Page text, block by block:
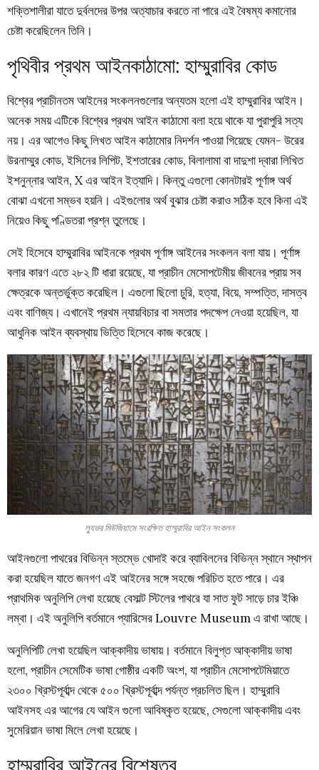
শক্তিশালীরা যাতে দুর্বলদের উপর অত্যাচার করতে না পারে এই বৈষম্য কমানোর
চেষ্টা করেছিলেন তিনি।
পৃথিবীর প্রথম আইনকাঠামো: হাম্মুরাবির কোড
বিশ্বের প্রাচীনতম আইনের সংকলনগুলোর অন্যতম হলো এই হাম্মুরাবির আইন।
অনেক সময় এটিকে বিশ্বের প্রথম আইন কাঠামো বলা হয়ে থাকে যা পুরাপুরি সত্য
নয়। এর আগেও কিছু লিখত আইন কাঠামোর নিদর্শন পাওয়া গিয়েছে যেমন- উরের
উরনাম্মুর কোড, ইসিনের লিপিট, ইশতারের কোড, বিলালামা বা দাদুশা দ্বারা লিখিত
ইশনুন্নার আইন, X এর আইন ইত্যাদি। কিন্তু এগুলো কোনটারই পূর্ণাঙ্গ অর্থ
বোঝা এখনো সম্ভব হয়নি। এইগুলোর অর্থ বুঝার চেষ্টা করাও সঠিক হবে কিনা এই
নিয়েও কিছু পণ্ডিতরা প্রশ্ন তুলেছে।
সেই হিসেবে হাম্মুরাবির আইনকে প্রথম পূর্ণাঙ্গ আইনের সংকলন বলা যায়। পূর্ণাঙ্গ
বলার কারণ এতে ২৮২ টি ধারা রয়েছে, যা প্রাচীন মেসোপটেমীয় জীবনের প্রায় সব
ক্ষেত্রকে অন্তর্ভুক্ত করেছিল। এগুলো ছিলো চুরি, হত্যা, বিয়ে, সম্পত্তি, দাসত্ব
এবং বাণিজ্য। এখানেই প্রথম ন্যায়বিচার বা সমতার পদক্ষেপ নেওয়া হয়েছিল, যা
আধুনিক আইন ব্যবস্থায় ভিত্তি হিসেবে কাজ করেছে।
ল্যুভর মিউজিয়ামে সংরক্ষিত হাম্মুরাবির আইন সংকলন
আইনগুলো পাথরের বিভিন্ন স্তম্ভে খোদাই করে ব্যাবিলনের বিভিন্ন স্থানে স্থাপন
করা হয়েছিল যাতে জনগণ এই আইনের সঙ্গে সহজে পরিচিত হতে পারে। এর
প্রাথমিক অনুলিপি লেখা হয়েছে বেসাল্ট স্টিলের পাথরে যা সাত ফুট সাড়ে চার ইঞ্চি
লম্বা। এই অনুলিপি বর্তমানে প্যারিসের Louvre Museum এ রাখা আছে।
অনুলিপিটি লেখা হয়েছিল আক্কাদীয় ভাষায়। বর্তমানে বিলুপ্ত আক্কাদীয় ভাষা
হলো, প্রাচীন সেমেটিক ভাষা গোষ্ঠীর একটি অংশ, যা প্রাচীন মেসোপটেমিয়াতে
২৩০০ খ্রিস্টপূর্বাব্দ থেকে ৫০০ খ্রিস্টপূর্বাব্দ পর্যন্ত প্রচলিত ছিল। হাম্মুরাবি
আইনসহ এর আগের যে আইন গুলো আবিষ্কৃত হয়েছে, সেগুলো আক্কাদীয় এবং
সুমেরিয়ান ভাষা মিলে লেখা হয়েছে।